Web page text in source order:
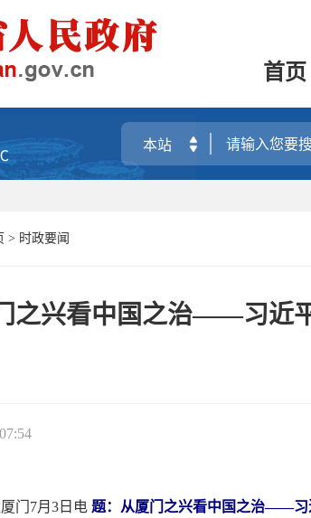
首页
> 时政要闻
之兴看中国之治——习近
7月3日电 题：从厦门之兴看中国之治——习